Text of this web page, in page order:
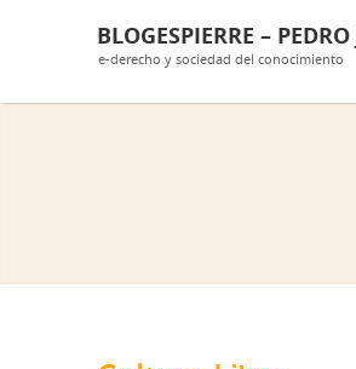
BLOGESPIERRE –
e-derecho y sociedad del conocimiento